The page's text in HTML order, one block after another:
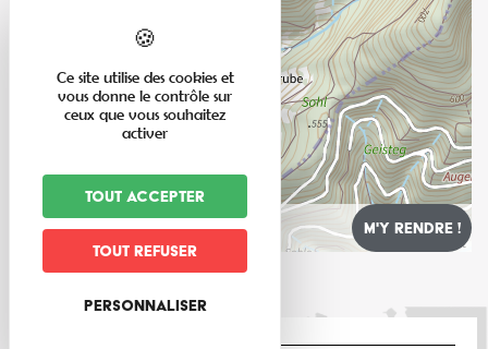
Leaflet
Ce site utilise des cookies et
vous donne le contrôle sur
ceux que vous souhaitez
activer
Tout accepter
Tout refuser
Personnaliser